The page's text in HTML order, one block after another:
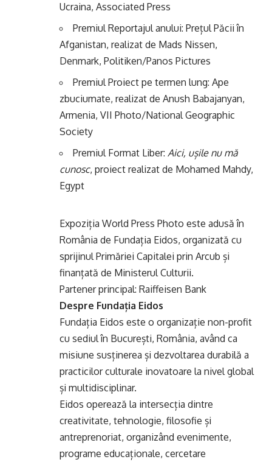
Ucraina, Associated Press
Premiul Reportajul anului: Prețul Păcii în
Afganistan, realizat de Mads Nissen,
Denmark, Politiken/Panos Pictures
Premiul Proiect pe termen lung: Ape
zbuciumate, realizat de Anush Babajanyan,
Armenia, VII Photo/National Geographic
Society
Premiul Format Liber: Aici, ușile nu mă
cunosc, proiect realizat de Mohamed Mahdy,
Egypt
Expoziția World Press Photo este adusă în
România de Fundația Eidos, organizată cu
sprijinul Primăriei Capitalei prin Arcub și
finanțată de Ministerul Culturii.
Partener principal: Raiffeisen Bank
Despre Fundația Eidos
Fundația Eidos este o organizație non-profit
cu sediul în București, România, având ca
misiune susținerea și dezvoltarea durabilă a
practicilor culturale inovatoare la nivel global
și multidisciplinar.
Eidos operează la intersecția dintre
creativitate, tehnologie, filosofie și
antreprenoriat, organizând evenimente,
programe educaționale, cercetare